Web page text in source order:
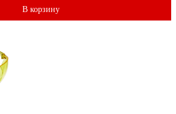
В корзину